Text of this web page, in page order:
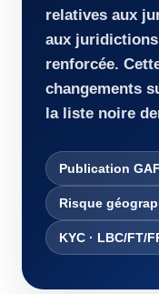
relatives aux
aux
renforcée.
changements
la liste noire
Publication
Risque
KYC · LBC/FT/